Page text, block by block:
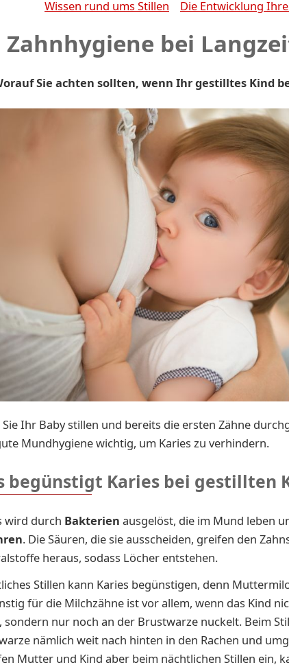
Wissen rund ums Stillen Die Entwicklung
Zahnhygiene bei
Sie achten sollten, wenn Ihr gestilltes Kind
Sie Ihr Baby stillen und bereits die ersten Zähne
Mundhygiene wichtig, um Karies zu verhindern.
begünstigt Karies bei gestillten
wird durch Bakterien ausgelöst, die im Mund leben
. Die Säuren, die sie ausscheiden, greifen den
heraus, sodass Löcher entstehen.
Stillen kann Karies begünstigen, denn
für die Milch­zäh­ne ist vor al­lem, wenn das Kind
sondern nur noch an der Brustwarze nuckelt. Beim
nämlich weit nach hinten in den Rachen und
Mutter und Kind aber beim nächtlichen Stillen ein,